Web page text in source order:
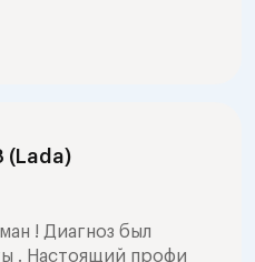
(Lada)
! Диагноз был
. Настоящий профи